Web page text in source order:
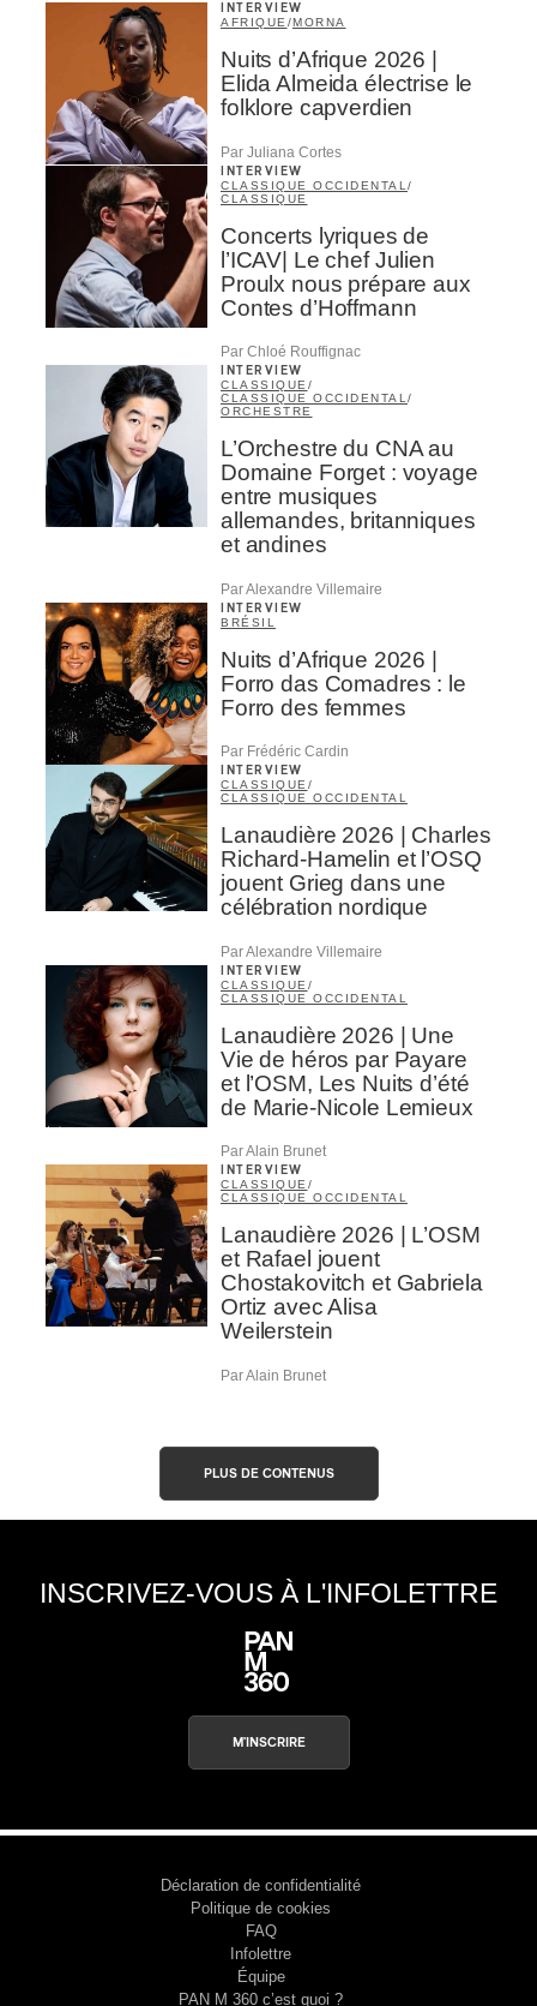
INTERVIEW
AFRIQUE/MORNA
Nuits d’Afrique 2026 |
Elida Almeida électrise le
folklore capverdien
Par Juliana Cortes
INTERVIEW
CLASSIQUE OCCIDENTAL /
CLASSIQUE
Concerts lyriques de
l’ICAV| Le chef Julien
Proulx nous prépare aux
Contes d’Hoffmann
Par Chloé Rouffignac
INTERVIEW
CLASSIQUE/
CLASSIQUE OCCIDENTAL/
ORCHESTRE
L’Orchestre du CNA au
Domaine Forget : voyage
entre musiques
allemandes, britanniques
et andines
Par Alexandre Villemaire
INTERVIEW
BRÉSIL
Nuits d’Afrique 2026 |
Forro das Comadres : le
Forro des femmes
Par Frédéric Cardin
INTERVIEW
CLASSIQUE /
CLASSIQUE OCCIDENTAL
Lanaudière 2026 | Charles
Richard-Hamelin et l’OSQ
jouent Grieg dans une
célébration nordique
Par Alexandre Villemaire
INTERVIEW
CLASSIQUE /
CLASSIQUE OCCIDENTAL
Lanaudière 2026 | Une
Vie de héros par Payare
et l’OSM, Les Nuits d’été
de Marie-Nicole Lemieux
Par Alain Brunet
INTERVIEW
CLASSIQUE /
CLASSIQUE OCCIDENTAL
Lanaudière 2026 | L’OSM
et Rafael jouent
Chostakovitch et Gabriela
Ortiz avec Alisa
Weilerstein
Par Alain Brunet
PLUS DE CONTENUS
INSCRIVEZ-VOUS À L'INFOLETTRE
M'INSCRIRE
Déclaration de confidentialité
Politique de cookies
FAQ
Infolettre
Équipe
PAN M 360 c’est quoi ?